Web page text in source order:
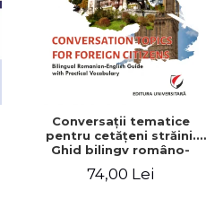
Conversaţii tematice
pentru cetăţeni străini.
Ghid bilingv româno-
practic/Conversation
74,00 Lei